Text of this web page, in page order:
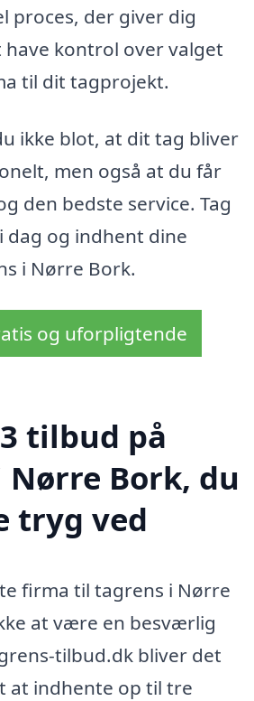
proces, der giver dig
kontrol over valget
til dit tagprojekt.
ikke blot, at dit tag bliver
men også at du får
den bedste service. Tag
og indhent dine
i Nørre Bork.
og uforpligtende
tilbud på
Bork, du
tryg ved
firma til tagrens i Nørre
at være en besværlig
tilbud.dk bliver det
at indhente op til tre